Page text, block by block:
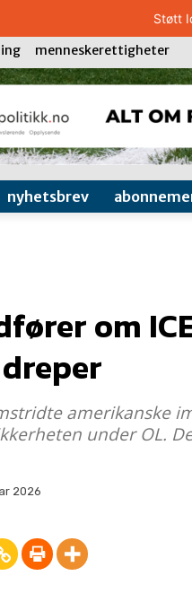
Støtt
menneskerettigheter
nyhetsbrev
om
amerikanske
under OL.
2026